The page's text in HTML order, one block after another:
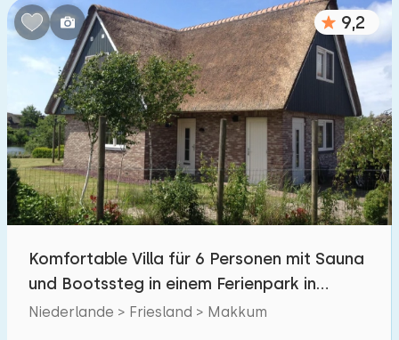
Zum Wasser(max. km)
2 5 10 20
Zu öffentlichen Verkehrsmitteln(max. km)
0,2 0,5 1 2 5
Unterkunft
Im Ferienpark
Einfamilienhaus
9,2
Komfortable Villa für 6 Personen mit Sauna
und Bootssteg in einem Ferienpark in
Friesland
Niederlande > Friesland > Makkum